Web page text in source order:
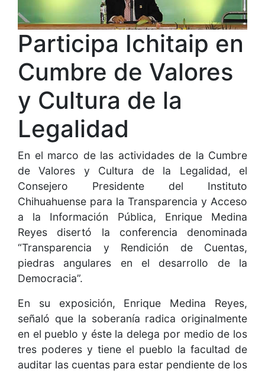
Participa Ichitaip en
Cumbre de Valores
y Cultura de la
Legalidad
En el marco de las actividades de la Cumbre
de Valores y Cultura de la Legalidad, el
Consejero Presidente del Instituto
Chihuahuense para la Transparencia y Acceso
a la Información Pública, Enrique Medina
Reyes disertó la conferencia denominada
“Transparencia y Rendición de Cuentas,
piedras angulares en el desarrollo de la
Democracia”.
En su exposición, Enrique Medina Reyes,
señaló que la soberanía radica originalmente
en el pueblo y éste la delega por medio de los
tres poderes y tiene el pueblo la facultad de
auditar las cuentas para estar pendiente de los